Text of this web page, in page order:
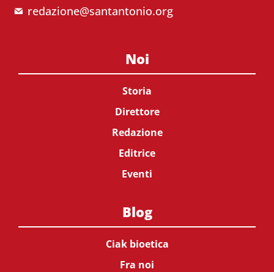
redazione@santantonio.org
Noi
Storia
Direttore
Redazione
Editrice
Eventi
Blog
Ciak bioetica
Fra noi